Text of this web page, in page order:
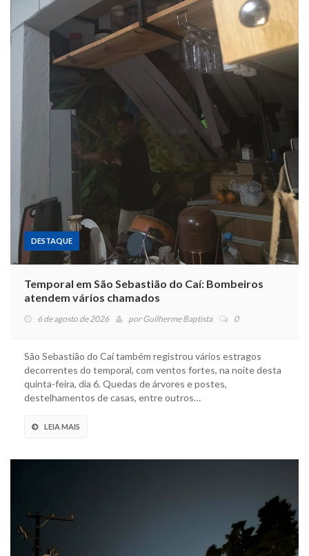
DESTAQUE
Temporal em São Sebastião do Caí: Bombeiros
atendem vários chamados
6 de agosto de 2026 porGuilherme Baptista 0
São Sebastião do Caí também registrou vários estragos
decorrentes do temporal, com ventos fortes, na noite desta
quinta-feira, dia 6. Quedas de árvores e postes,
destelhamentos de casas, entre outros…
LEIA MAIS